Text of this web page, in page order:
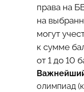
права на
на
могут
к сумме
от 1 до 10
олимпиад